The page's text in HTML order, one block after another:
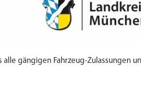
alle gängigen Fahrzeug-Zulassungen